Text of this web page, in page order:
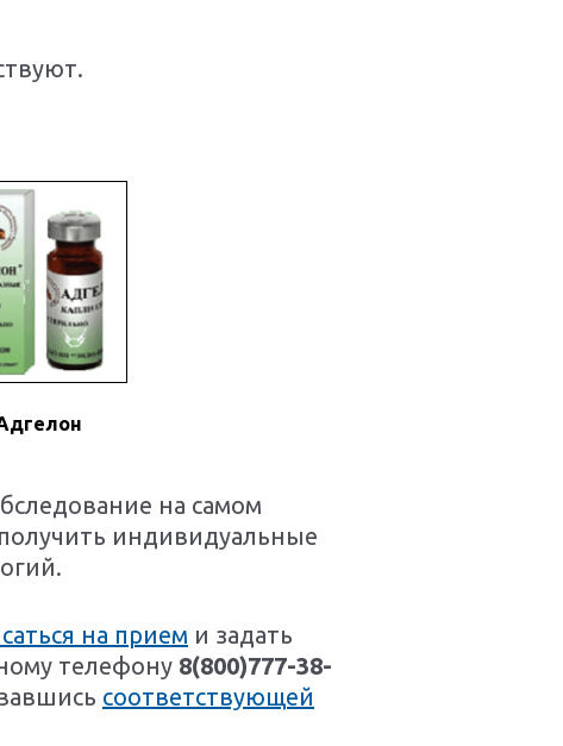
на самом
индивидуальные
на прием и задать
телефону 8(800)777-38-
соответствующей